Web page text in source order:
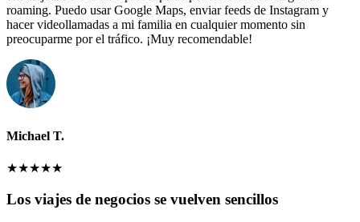
roaming. Puedo usar Google Maps, enviar feeds de Instagram y
hacer videollamadas a mi familia en cualquier momento sin
preocuparme por el tráfico. ¡Muy recomendable!
Michael T.
★★★★★
Los viajes de negocios se vuelven sencillos